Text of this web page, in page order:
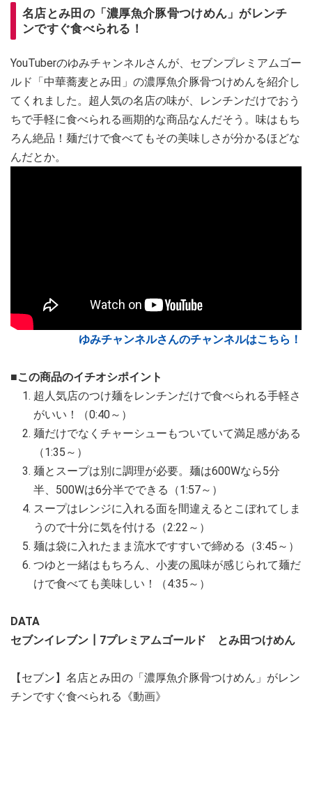
名店とみ田の「濃厚魚介豚骨つけめん」がレンチ
ンですぐ食べられる！
YouTuberのゆみチャンネルさんが、セブンプレミアムゴー
ルド「中華蕎麦とみ田」の濃厚魚介豚骨つけめんを紹介し
てくれました。超人気の名店の味が、レンチンだけでおう
ちで手軽に食べられる画期的な商品なんだそう。味はもち
ろん絶品！麺だけで食べてもその美味しさが分かるほどな
んだとか。
ゆみチャンネルさんのチャンネルはこちら！
■この商品のイチオシポイント
超人気店のつけ麺をレンチンだけで食べられる手軽さ
がいい！（0:40～）
麺だけでなくチャーシューもついていて満足感がある
（1:35～）
麺とスープは別に調理が必要。麺は600Wなら5分
半、500Wは6分半でできる（1:57～）
スープはレンジに入れる面を間違えるとこぼれてしま
うので十分に気を付ける（2:22～）
麺は袋に入れたまま流水ですすいで締める（3:45～）
つゆと一緒はもちろん、小麦の風味が感じられて麺だ
けで食べても美味しい！（4:35～）
DATA
セブンイレブン┃7プレミアムゴールド とみ田つけめん
【セブン】名店とみ田の「濃厚魚介豚骨つけめん」がレン
チンですぐ食べられる《動画》